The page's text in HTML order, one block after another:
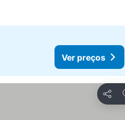
Ver preços